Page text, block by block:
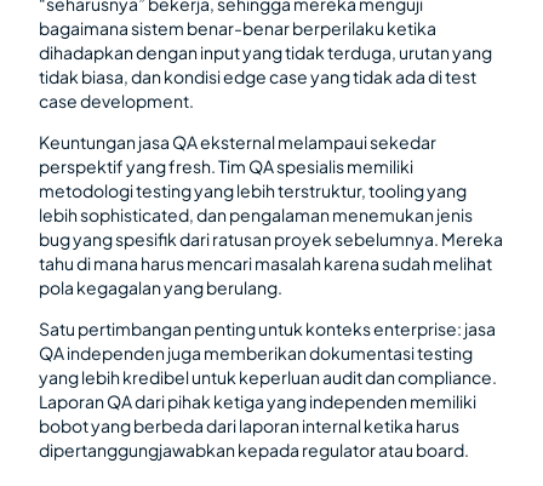
bagaimana sistem benar-benar berperilaku ketika
dihadapkan dengan input yang tidak terduga, urutan yang
tidak biasa, dan kondisi edge case yang tidak ada di test
case development.
Keuntungan jasa QA eksternal melampaui sekedar
perspektif yang fresh. Tim QA spesialis memiliki
metodologi testing yang lebih terstruktur, tooling yang
lebih sophisticated, dan pengalaman menemukan jenis
bug yang spesifik dari ratusan proyek sebelumnya. Mereka
tahu di mana harus mencari masalah karena sudah melihat
pola kegagalan yang berulang.
Satu pertimbangan penting untuk konteks enterprise: jasa
QA independen juga memberikan dokumentasi testing
yang lebih kredibel untuk keperluan audit dan compliance.
Laporan QA dari pihak ketiga yang independen memiliki
bobot yang berbeda dari laporan internal ketika harus
dipertanggungjawabkan kepada regulator atau board.